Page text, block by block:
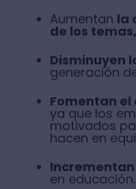
Aumentan la
de los
Disminuyen
generación
Fomentan
ya que los
motivados
hacen en
Incrementan
en educación.